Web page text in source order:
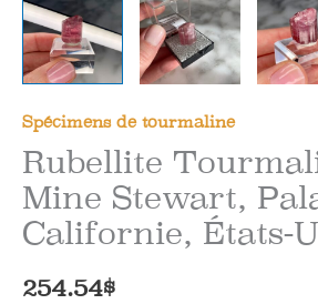
Spécimens de tourmaline
Rubellite
Mine Stewart,
Californie, États-
254.54$